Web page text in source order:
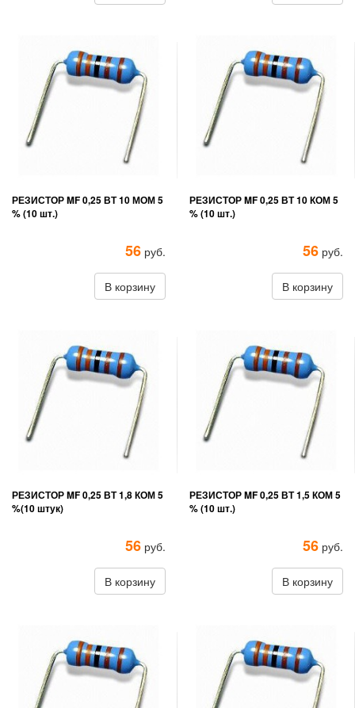
РЕЗИСТОР MF 0,25 ВТ 10 МОМ 5
% (10 шт.)
56 руб.
В корзину
РЕЗИСТОР MF 0,25 ВТ 10 КОМ 5
% (10 шт.)
56 руб.
В корзину
РЕЗИСТОР MF 0,25 ВТ 1,8 КОМ 5
%(10 штук)
56 руб.
В корзину
РЕЗИСТОР MF 0,25 ВТ 1,5 КОМ 5
% (10 шт.)
56 руб.
В корзину